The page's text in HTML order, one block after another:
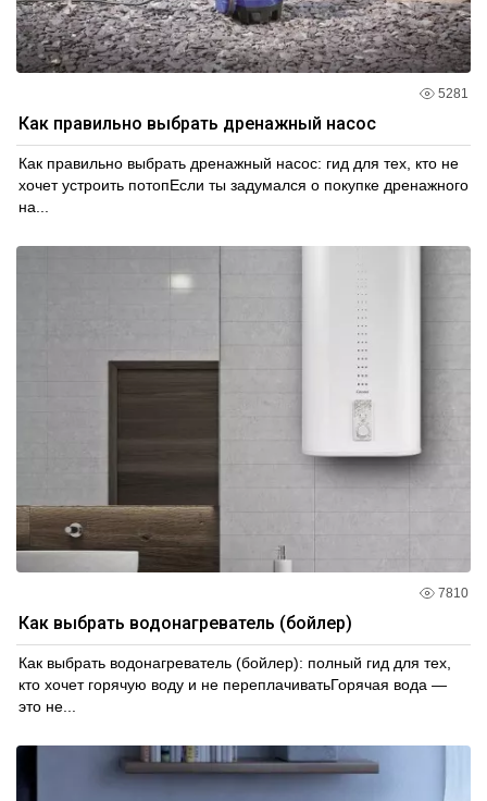
5281
Как правильно выбрать дренажный насос
Как правильно выбрать дренажный насос: гид для тех, кто не
хочет устроить потопЕсли ты задумался о покупке дренажного
на...
7810
Как выбрать водонагреватель (бойлер)
Как выбрать водонагреватель (бойлер): полный гид для тех,
кто хочет горячую воду и не переплачиватьГорячая вода —
это не...